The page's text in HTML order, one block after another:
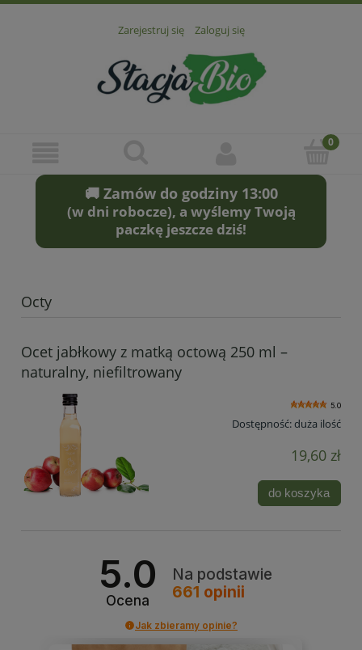
Zarejestruj się Zaloguj się
🚚 Zamów do godziny 13:00
(w dni robocze), a wyślemy Twoją
paczkę jeszcze dziś!
Octy
Ocet jabłkowy z matką octową 250 ml –
naturalny, niefiltrowany
5.0
Dostępność:duża ilość
19,60 zł
do koszyka
5.0
Ocena
Na podstawie
661 opinii
Jak zbieramy opinie?